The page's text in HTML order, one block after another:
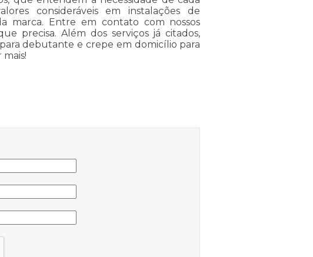
consideráveis em instalações de
marca. Entre em contato com nossos
precisa. Além dos serviços já citados,
debutante e crepe em domicílio para